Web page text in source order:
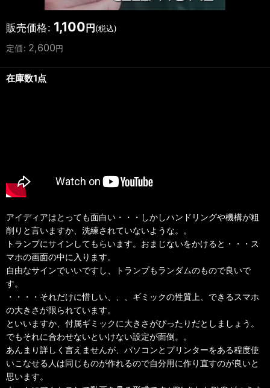
販売価格: 1,100 円 (税込)
定価: 2,600 円
在庫数1点
アイディアはとっても面白い・・・しかしハンドリングや機構が粗
削りと言いますか、洗練されていないような。。
トランプにサインしてもらいます。おまじないをかけると・・・ス
マホの画面の中に入ります。
自由なサインでいいですし、トランプもランダムのもので良いで
す。
・・・・それだけに惜しい、、、ギミックの性質上、できるスマホ
の大きさが限られています。
といいますか、付属ギミックに大きさがぴったりだとしましょう。
でもそれに合わせないといけない設定が面倒。。
あんまり詳しく言えませんが、パソコンとプリンターをある程度使
いこなせる人は同じものが作れるので自分用に作り直すのが良いと
思います。